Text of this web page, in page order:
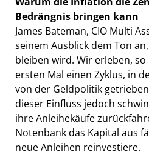
Bedrängnis bringen kann
James Bateman, CIO Multi
seinem Ausblick dem Ton
bleiben wird. Wir erleben,
ersten Mal einen Zyklus, in
von der Geldpolitik
dieser Einfluss jedoch
ihre Anleihekäufe
Notenbank das Kapital aus
neue Anleihen reinvestiere.